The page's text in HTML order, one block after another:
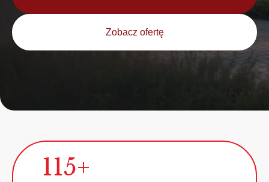
Zobacz ofertę
115+